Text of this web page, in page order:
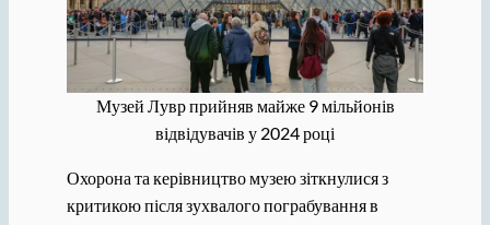
Музей Лувр прийняв майже 9 мільйонів
відвідувачів у 2024 році
Охорона та керівництво музею зіткнулися з
критикою після зухвалого пограбування в